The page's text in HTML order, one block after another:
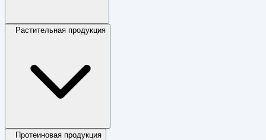
Растительная продукция
Протеиновая продукция